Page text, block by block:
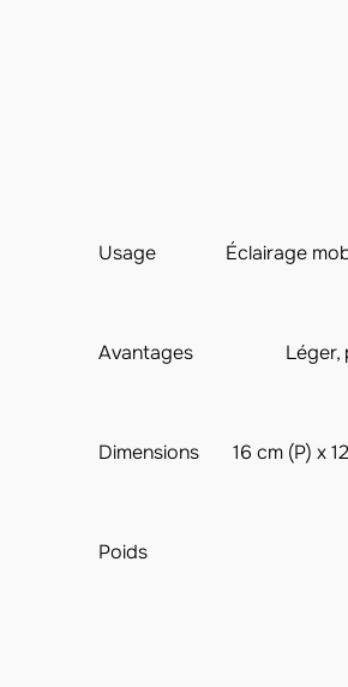
Usage Éclairage
Avantages Léger,
Dimensions 16 cm (P) x
Poids